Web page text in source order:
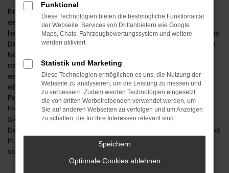
Ein Kia Neuwagen genießt in der Automobilwelt einen
erstklassigen Ruf. Einer der Gründe hierfür liegt in der
herausragenden Qualität des Hersteller, doch auch das
Design kann sich sehen lassen. Wenn Sie mit einem Kia
Neuwagen durch Freudenstadt fahren, sind Ihnen
neugierige Blicke sicher. Ein automobiles Highlight
erwartet Sie und wird Ihnen beim Autohaus Daub zu
einem überaus günstigen Preis angeboten. Wir sind
Experten für Kia Neuwagen und seit vielen Jahren in
Freudenstadt und Umgebung bekannt. Mit uns setzen
Sie auf Erfahrung, exzellentes Know-how und die
besondere Vertrauenswürdigkeit eines Familienbetriebs
in der zweiten Generation. Gerne beraten wir Sie –
sowohl persönlich als auch via Telefon oder digital.
Funktional
Diese Technologien bieten die bestmögliche Funktionalität
der Webseite. Services von Drittanbietern wie Google
Maps, Chats, Fahrzeugbewertungssystem und weitere
werden aktiviert.
Statistik und Marketing
Diese Technologien ermöglichen es uns, die Nutzung der
Webseite zu analysieren, um die Leistung zu messen und
zu verbessern. Zudem werden Technologien eingesetzt,
die von dritten Werbetreibenden verwendet werden, um
Sie auf anderen Webseiten zu verfolgen und um Anzeigen
zu schalten, die für Ihre Interessen relevant sind.
Speichern
Optionale Cookies ablehnen